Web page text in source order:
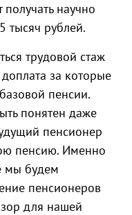
получать научно
рублей.
трудовой стаж
за которые
пенсии.
понятен даже
пенсионер
пенсию. Именно
мы будем
пенсионеров
для нашей